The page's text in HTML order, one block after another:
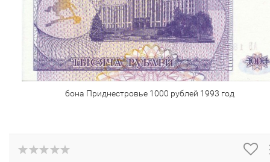
бона Приднестровье 1000 рублей 1993 год